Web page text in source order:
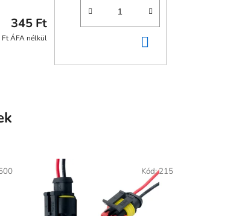
345 Ft
Ft ÁFA nélkül
Kód:215